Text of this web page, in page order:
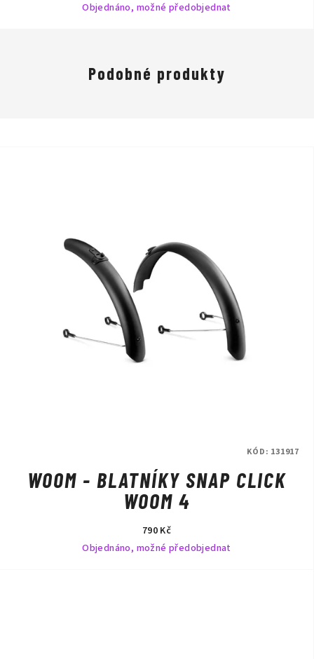
Objednáno, možné předobjednat
Podobné produkty
WOOM - BLATNÍKY SNAP CLICK
WOOM 4
790 Kč
Objednáno, možné předobjednat
KÓD: 131917